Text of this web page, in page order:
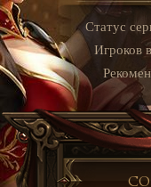
Статус
Игроков